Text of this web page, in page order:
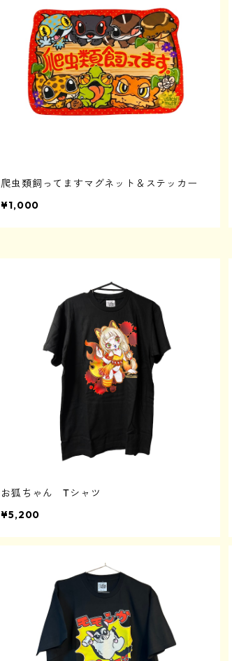
爬虫類飼ってますマグネット＆ステッカー
¥1,000
お狐ちゃん Tシャツ
¥5,200